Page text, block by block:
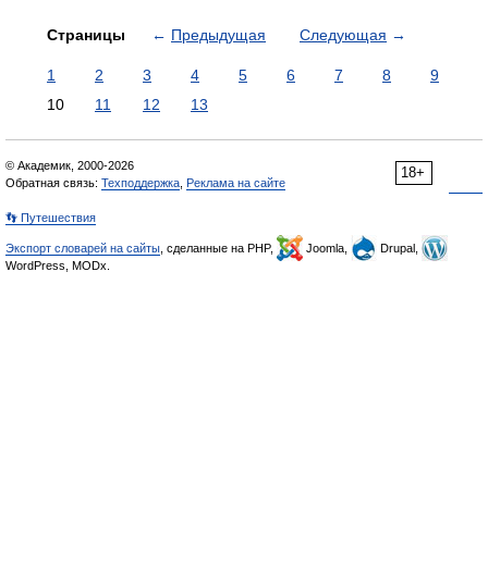
Страницы ← Предыдущая Следующая →
1 2 3 4 5 6 7 8
9
10
11 12 13
18+
© Академик, 2000-2026
Обратная связь: Техподдержка Реклама на сайте
👣 Путешествия
Экспорт словарей на сайты , сделанные на PHP, Joomla,
Drupal,
WordPress, MODx.